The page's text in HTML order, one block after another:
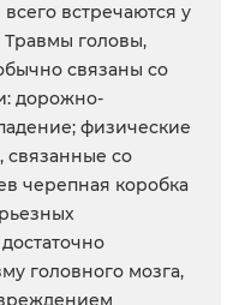
встречаются у
головы,
связаны со
дорожно-
физические
связанные со
черепная коробка
головного мозга,